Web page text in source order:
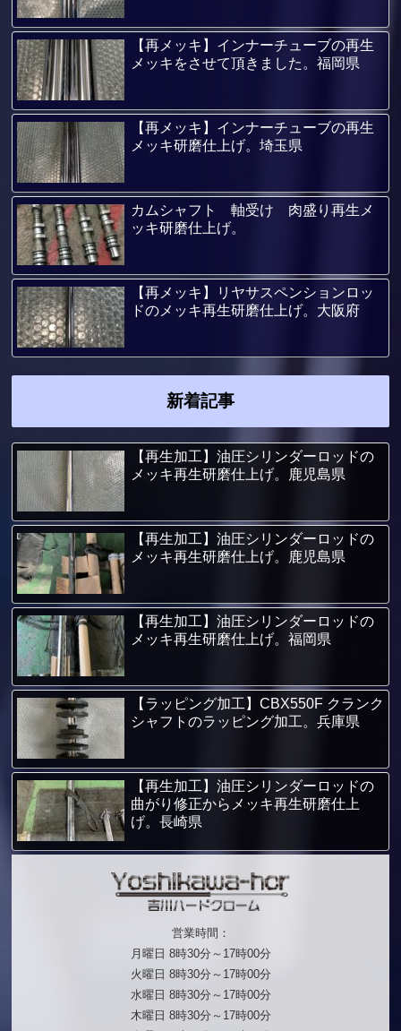
【再メッキ】インナーチューブの再生
メッキをさせて頂きました。福岡県
【再メッキ】インナーチューブの再生
メッキ研磨仕上げ。埼玉県
カムシャフト 軸受け 肉盛り再生メ
ッキ研磨仕上げ。
【再メッキ】リヤサスペンションロッ
ドのメッキ再生研磨仕上げ。大阪府
新着記事
【再生加工】油圧シリンダーロッドの
メッキ再生研磨仕上げ。鹿児島県
【再生加工】油圧シリンダーロッドの
メッキ再生研磨仕上げ。鹿児島県
【再生加工】油圧シリンダーロッドの
メッキ再生研磨仕上げ。福岡県
【ラッピング加工】CBX550F クランク
シャフトのラッピング加工。兵庫県
【再生加工】油圧シリンダーロッドの
曲がり修正からメッキ再生研磨仕上
げ。長崎県
営業時間：
月曜日 8時30分～17時00分
火曜日 8時30分～17時00分
水曜日 8時30分～17時00分
木曜日 8時30分～17時00分